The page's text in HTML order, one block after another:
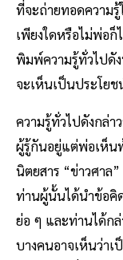
ที่จะถ่ายทอดความ
เพียงใดหรือไม่พ่อก็
พิมพ์ความรู้ทั่วไปดั
จะเห็นเป็นประโย
ความรู้ทั่วไปดังกล่า
ผู้รู้กันอยู่แต่พ่อเห็น
นิตยสาร “ข่าวศาล
ท่านผู้นั้นได้นำข้อคิ
ย่อ ๆ และท่านได้กล่
บางคนอาจเห็นว่าเ